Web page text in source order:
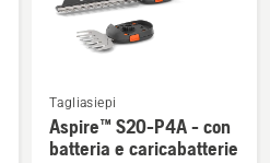
Vedi
maggiori
Tagliasiepi
Aspire™ S20-P4A - con
batteria e caricabatterie